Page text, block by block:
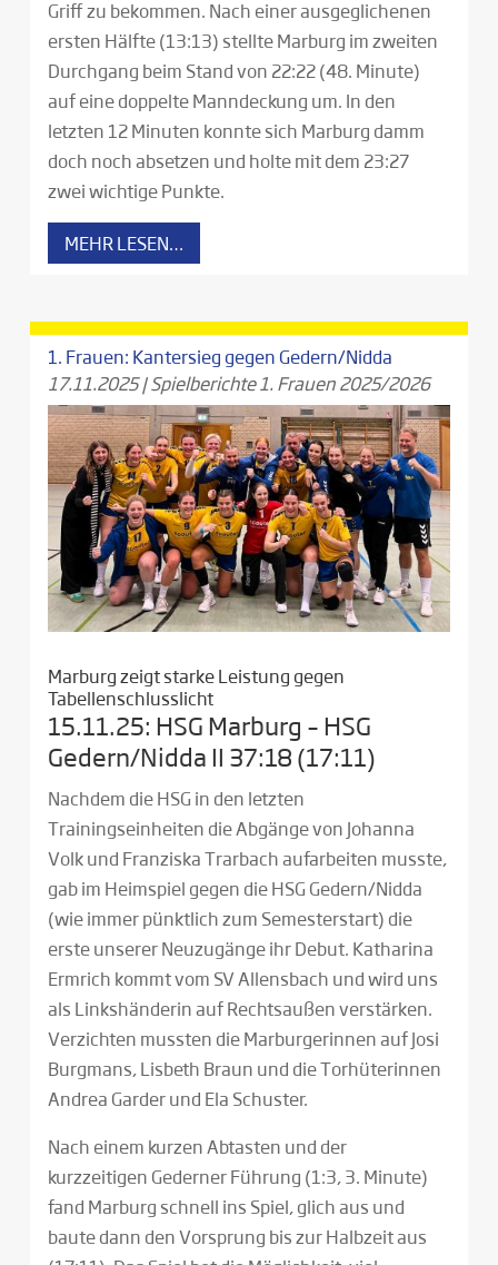
Griff zu bekommen. Nach einer ausgeglichenen
ersten Hälfte (13:13) stellte Marburg im zweiten
Durchgang beim Stand von 22:22 (48. Minute)
auf eine doppelte Manndeckung um. In den
letzten 12 Minuten konnte sich Marburg damm
doch noch absetzen und holte mit dem 23:27
zwei wichtige Punkte.
MEHR LESEN…
1. Frauen: Kantersieg gegen Gedern/Nidda
17.11.2025|Spielberichte 1. Frauen 2025/2026
Marburg zeigt starke Leistung gegen
Tabellenschlusslicht
15.11.25: HSG Marburg – HSG
Gedern/Nidda II 37:18 (17:11)
Nachdem die HSG in den letzten
Trainingseinheiten die Abgänge von Johanna
Volk und Franziska Trarbach aufarbeiten musste,
gab im Heimspiel gegen die HSG Gedern/Nidda
(wie immer pünktlich zum Semesterstart) die
erste unserer Neuzugänge ihr Debut. Katharina
Ermrich kommt vom SV Allensbach und wird uns
als Linkshänderin auf Rechtsaußen verstärken.
Verzichten mussten die Marburgerinnen auf Josi
Burgmans, Lisbeth Braun und die Torhüterinnen
Andrea Garder und Ela Schuster.
Nach einem kurzen Abtasten und der
kurzzeitigen Gederner Führung (1:3, 3. Minute)
fand Marburg schnell ins Spiel, glich aus und
baute dann den Vorsprung bis zur Halbzeit aus